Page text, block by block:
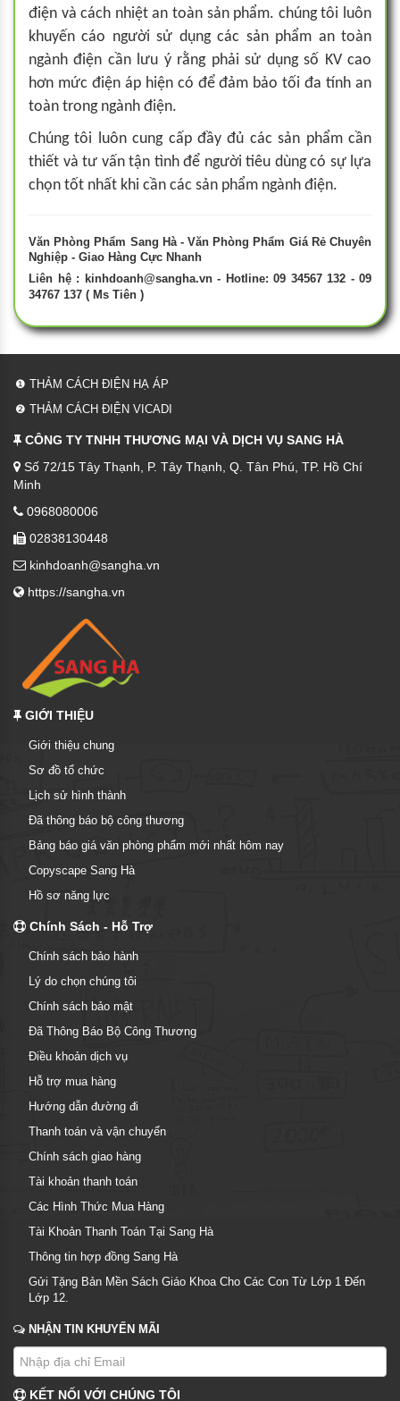
điện và cách nhiệt an toàn sản phẩm. chúng tôi luôn
khuyến cáo người sử dụng các sản phẩm an toàn
ngành điện cần lưu ý rằng phải sử dụng số KV cao
hơn mức điện áp hiện có để đảm bảo tối đa tính an
toàn trong ngành điện.
Chúng tôi luôn cung cấp đầy đủ các sản phẩm cần
thiết và tư vấn tận tình để người tiêu dùng có sự lựa
chọn tốt nhất khi cần các sản phẩm ngành điện.
Văn Phòng Phẩm Sang Hà - Văn Phòng Phẩm Giá Rẻ Chuyên
Nghiệp - Giao Hàng Cực Nhanh
Liên hệ : kinhdoanh@sangha.vn- Hotline: 09 34567 132 - 09
34767 137 ( Ms Tiên )
❶ THẢM CÁCH ĐIỆN HẠ ÁP
❷ THẢM CÁCH ĐIỆN VICADI
CÔNG TY TNHH THƯƠNG MẠI VÀ DỊCH VỤ SANG HÀ
Số 72/15 Tây Thạnh, P. Tây Thạnh, Q. Tân Phú, TP. Hồ Chí
Minh
0968080006
02838130448
kinhdoanh@sangha.vn
https://sangha.vn
GIỚI THIỆU
Giới thiệu chung
Sơ đồ tổ chức
Lịch sử hình thành
Đã thông báo bộ công thương
Bảng báo giá văn phòng phẩm mới nhất hôm nay
Copyscape Sang Hà
Hồ sơ năng lực
Chính Sách - Hỗ Trợ
Chính sách bảo hành
Lý do chọn chúng tôi
Chính sách bảo mật
Đã Thông Báo Bộ Công Thương
Điều khoản dịch vụ
Hỗ trợ mua hàng
Hướng dẫn đường đi
Thanh toán và vận chuyển
Chính sách giao hàng
Tài khoản thanh toán
Các Hình Thức Mua Hàng
Tài Khoản Thanh Toán Tại Sang Hà
Thông tin hợp đồng Sang Hà
Gửi Tặng Bản Mền Sách Giáo Khoa Cho Các Con Từ Lớp 1 Đến
Lớp 12.
NHẬN TIN KHUYẾN MÃI
KẾT NỐI VỚI CHÚNG TÔI